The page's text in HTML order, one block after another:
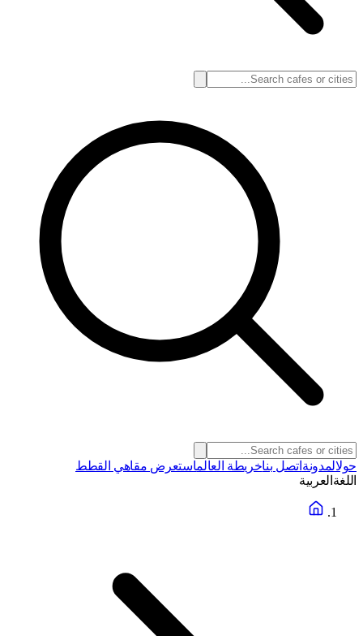
حولالمدونة اتصل بناخريطة العالماستعرض مقاهي القطط
اللغة العربية